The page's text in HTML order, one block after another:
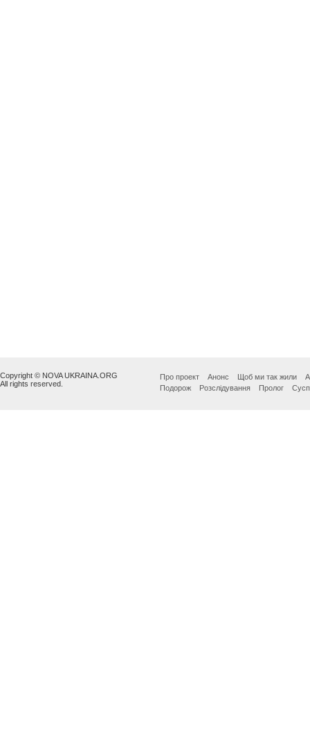
Copyright © NOVA UKRAINA.ORG
All rights reserved.
Про проект Анонс Щоб ми так жили
Подорож
Розслідування Пролог